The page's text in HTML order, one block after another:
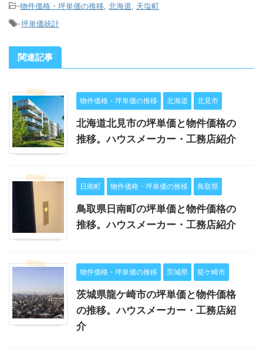
-物件価格・坪単価の推移, 北海道, 天塩町
-坪単価統計
関連記事
物件価格・坪単価の推移 北海道 北見市
北海道北見市の坪単価と物件価格の
推移。ハウスメーカー・工務店紹介
日南町 物件価格・坪単価の推移 鳥取県
鳥取県日南町の坪単価と物件価格の
推移。ハウスメーカー・工務店紹介
物件価格・坪単価の推移 茨城県 龍ケ崎市
茨城県龍ケ崎市の坪単価と物件価格
の推移。ハウスメーカー・工務店紹
介